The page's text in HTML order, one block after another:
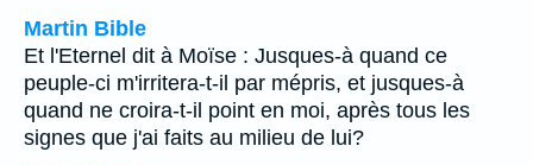
Martin Bible
Et l'Eternel dit à Moïse : Jusques-à quand ce
peuple-ci m'irritera-t-il par mépris, et jusques-à
quand ne croira-t-il point en moi, après tous les
signes que j'ai faits au milieu de lui?